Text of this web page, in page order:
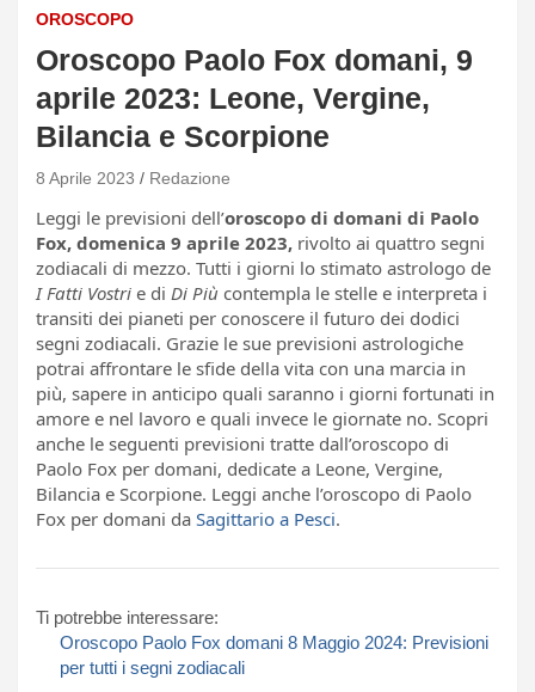
OROSCOPO
Oroscopo Paolo Fox domani, 9
aprile 2023: Leone, Vergine,
Bilancia e Scorpione
8 Aprile 2023 Redazione
Leggi le previsioni dell’oroscopo di domani di Paolo
Fox, domenica 9 aprile 2023, rivolto ai quattro segni
zodiacali di mezzo. Tutti i giorni lo stimato astrologo de
I Fatti Vostri e di Di Più contempla le stelle e interpreta i
transiti dei pianeti per conoscere il futuro dei dodici
segni zodiacali. Grazie le sue previsioni astrologiche
potrai affrontare le sfide della vita con una marcia in
più, sapere in anticipo quali saranno i giorni fortunati in
amore e nel lavoro e quali invece le giornate no. Scopri
anche le seguenti previsioni tratte dall’oroscopo di
Paolo Fox per domani, dedicate a Leone, Vergine,
Bilancia e Scorpione. Leggi anche l’oroscopo di Paolo
Fox per domani da Sagittario a Pesci.
Ti potrebbe interessare:
Oroscopo Paolo Fox domani 8 Maggio 2024: Previsioni
per tutti i segni zodiacali​​​​​